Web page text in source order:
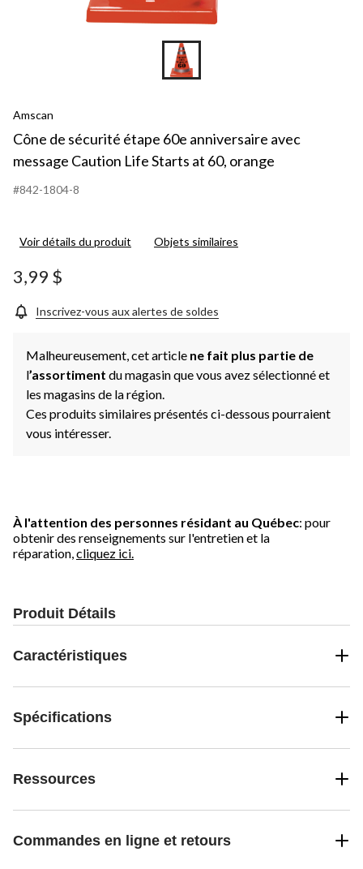
Amscan
Cône de sécurité étape 60e anniversaire avec
message Caution Life Starts at 60, orange
#842-1804-8
Voir détails du produit Objets similaires
3,99 $
Inscrivez-vous aux alertes de soldes
Malheureusement, cet article ne fait plus partie de
l’assortiment du magasin que vous avez sélectionné et
les magasins de la région.
Ces produits similaires présentés ci-dessous pourraient
vous intéresser.
À l'attention des personnes résidant au Québec: pour
obtenir des renseignements sur l'entretien et la
réparation, cliquez ici.
Produit Détails
Caractéristiques
Spécifications
Ressources
Commandes en ligne et retours